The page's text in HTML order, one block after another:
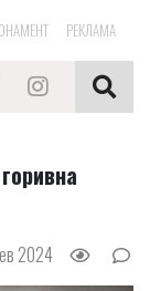
РЕКЛАМА
2024